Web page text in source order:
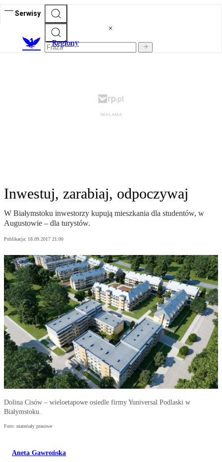
Serwisy
Regiony
Inwestuj, zarabiaj, odpoczywaj
W Białymstoku inwestorzy kupują mieszkania dla studentów, w
Augustowie – dla turystów.
Publikacja: 18.09.2017 21:00
Dolina Cisów – wieloetapowe osiedle firmy Yuniversal Podlaski w
Białymstoku.
Foto: materiały prasowe
Aneta Gawrońska